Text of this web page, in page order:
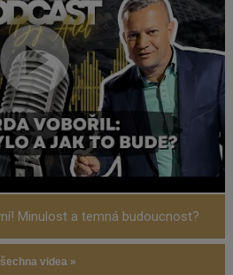
Minulost a temná budoucnost?
videa »